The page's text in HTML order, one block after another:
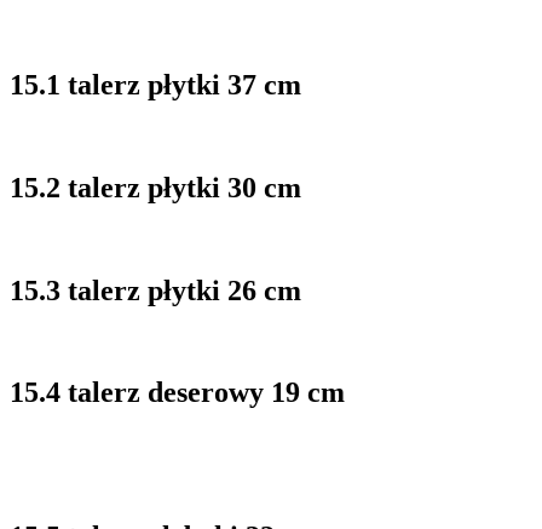
15.1 talerz płytki 37 cm
15.2 talerz płytki 30 cm
15.3 talerz płytki 26 cm
15.4 talerz deserowy 19 cm